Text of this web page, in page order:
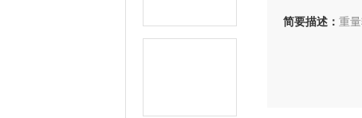
简要描述：重